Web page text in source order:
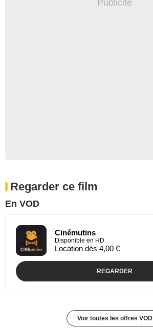
Regarder ce film
En VOD
Cinémutins
Disponible en HD
Location dès 4,00 €
REGARDER
Voir toutes les offres VOD